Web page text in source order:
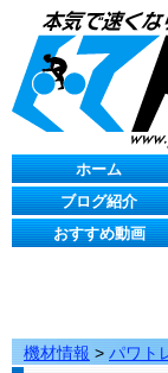
ホーム
ブログ紹介
おすすめ動画
機材情報 > パワト